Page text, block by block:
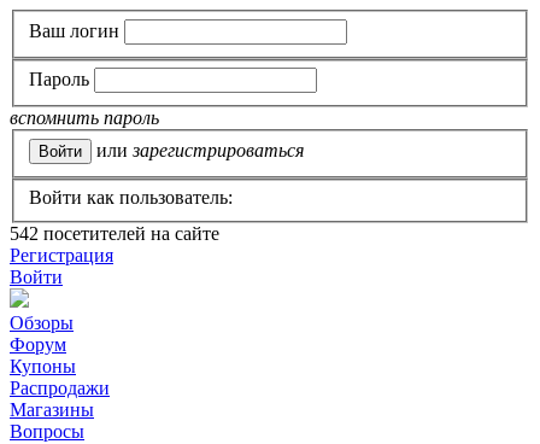
Ваш логин
Пароль
вспомнить пароль
или зарегистрироваться
Войти как пользователь:
542 посетителей на сайте
Регистрация
Войти
Обзоры
Форум
Купоны
Распродажи
Магазины
Вопросы